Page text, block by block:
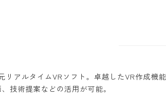
アルタイムVRソフト。卓越したVR作成機
技術提案などの活用が可能。